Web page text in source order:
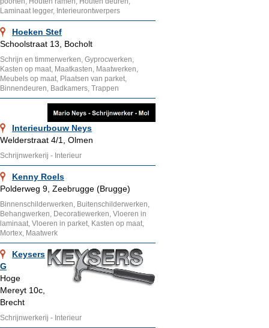
Laminaat legger, Interieurontwerpers
Hoeken Stef
Schoolstraat 13, Bocholt
Schrijn en timmerwerken, Gyprocwerken,
Kasten op maat, Maatkasten, Maatwerken,
Meubels op maat, Plaatsen van parket,
Binnendeuren, Badkamers, Trappen
Interieurbouw Neys
Welderstraat 4/1, Olmen
Schrijnwerkerij - Interieur
Kenny Roels
Polderweg 9, Zeebrugge (Brugge)
Binnenschilderwerken, Buitenschilderwerken,
Behangwerken, Decoratiewerken, Vloeren in
laminaat, Vloeren in parket, Kasten op maat,
Mortex, Maatwerk
Keysers
G
Hoge
Mereyt 10c,
Brecht
Schrijnwerkerij - Interieur